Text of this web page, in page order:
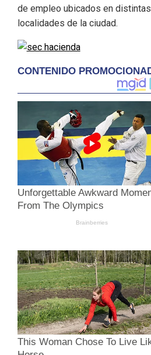
de empleo ubicados en distintas
localidades de la ciudad.